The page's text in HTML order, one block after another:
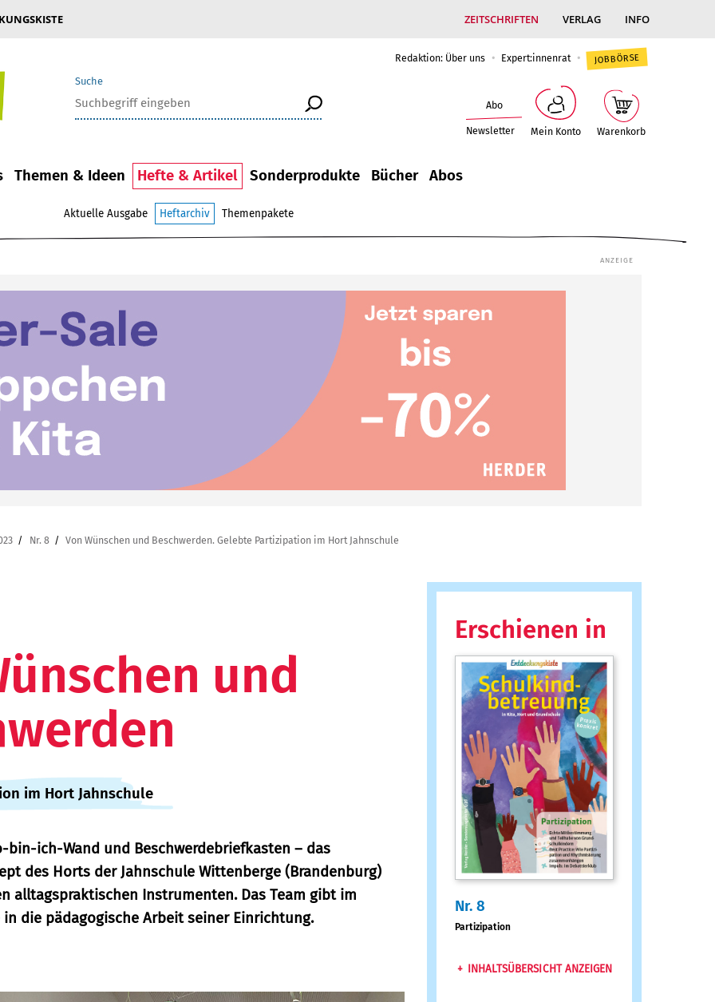
ZEITSCHRIFTEN VERLAG INFO
Redaktion: Über uns Expert:innenrat JOBBÖRSE
Suche
Abo
Newsletter Mein Konto Warenkorb
Themen & Ideen Hefte & Artikel Sonderprodukte Bücher Abos
Aktuelle Ausgabe Heftarchiv Themenpakete
Nr. 8 Von Wünschen und Beschwerden. Gelebte Partizipation im Hort Jahnschule
und
im Hort Jahnschule
bin-ich-Wand und Beschwerdebriefkasten – das
des Horts der Jahnschule Wittenberge (Brandenburg)
alltagspraktischen Instrumenten. Das Team gibt im
die pädagogische Arbeit seiner Einrichtung.
Erschienen in
Nr. 8
:
Partizipation
INHALTSÜBERSICHT ANZEIGEN